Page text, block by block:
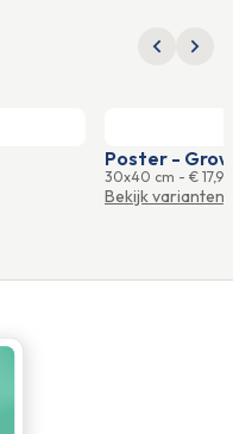
Poster -
30x40 cm - € 17,95
Bekijk varianten